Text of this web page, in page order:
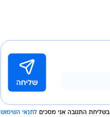
בשליחת התגובה אני מסכים לתנאי השימוש